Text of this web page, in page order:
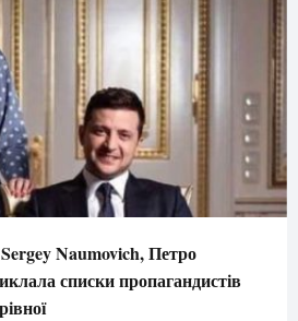
Naumovich, Петро
списки пропагандистів